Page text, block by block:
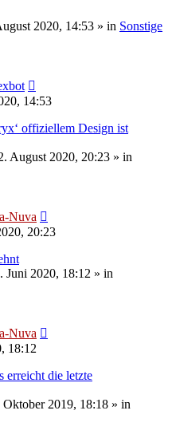
2020, 14:53 » in Sonstige
14:53
offiziellem Design ist
August 2020, 20:23 » in
Nuva
20:23
Juni 2020, 18:12 » in
Nuva
18:12
erreicht die letzte
Oktober 2019, 18:18 » in